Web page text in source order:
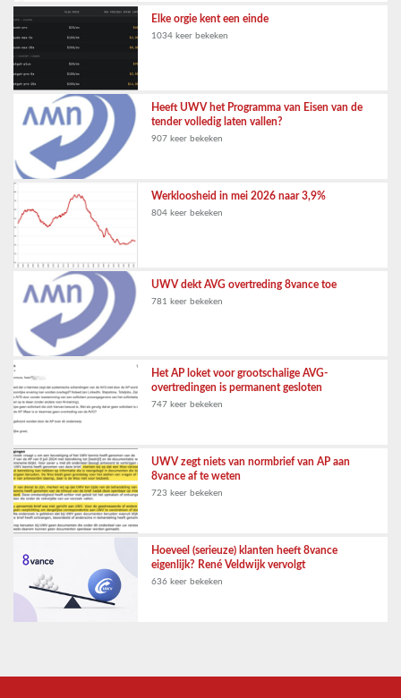
Elke orgie kent een einde
1034 keer bekeken
Heeft UWV het Programma van Eisen van de
tender volledig laten vallen?
907 keer bekeken
Werkloosheid in mei 2026 naar 3,9%
804 keer bekeken
UWV dekt AVG overtreding 8vance toe
781 keer bekeken
Het AP loket voor grootschalige AVG-
overtredingen is permanent gesloten
747 keer bekeken
UWV zegt niets van normbrief van AP aan
8vance af te weten
723 keer bekeken
Hoeveel (serieuze) klanten heeft 8vance
eigenlijk? René Veldwijk vervolgt
636 keer bekeken